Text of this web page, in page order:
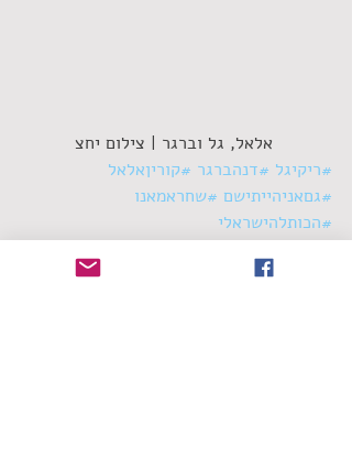
#ריקיגל #דנהברגר #קוריןאלאל
#גםאניהייתישם #שחראמאנו
#הכותלהישראלי